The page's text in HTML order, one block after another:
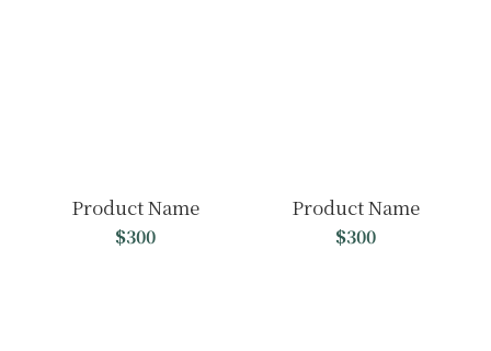
Product Name
$300
Product Name
$300